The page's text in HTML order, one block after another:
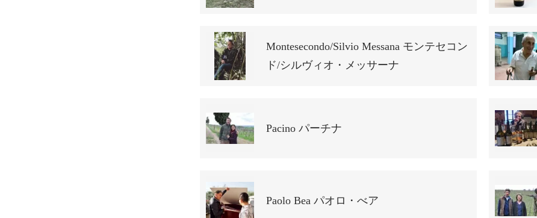
Montesecondo/Silvio Messana モンテセコン
ド/シルヴィオ・メッサーナ
Pacino パーチナ
Paolo Bea パオロ・べア